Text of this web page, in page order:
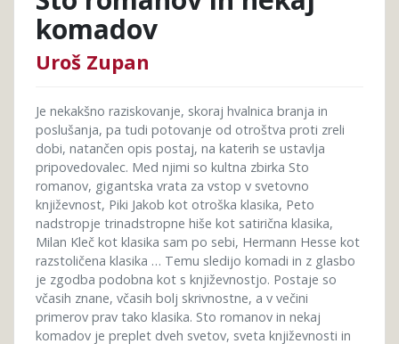
komadov
Uroš Zupan
Je nekakšno raziskovanje, skoraj hvalnica branja in
poslušanja, pa tudi potovanje od otroštva proti zreli
dobi, natančen opis postaj, na katerih se ustavlja
pripovedovalec. Med njimi so kultna zbirka Sto
romanov, gigantska vrata za vstop v svetovno
književnost, Piki Jakob kot otroška klasika, Peto
nadstropje trinadstropne hiše kot satirična klasika,
Milan Kleč kot klasika sam po sebi, Hermann Hesse kot
razstoličena klasika … Temu sledijo komadi in z glasbo
je zgodba podobna kot s književnostjo. Postaje so
včasih znane, včasih bolj skrivnostne, a v večini
primerov prav tako klasika. Sto romanov in nekaj
komadov je preplet dveh svetov, sveta književnosti in